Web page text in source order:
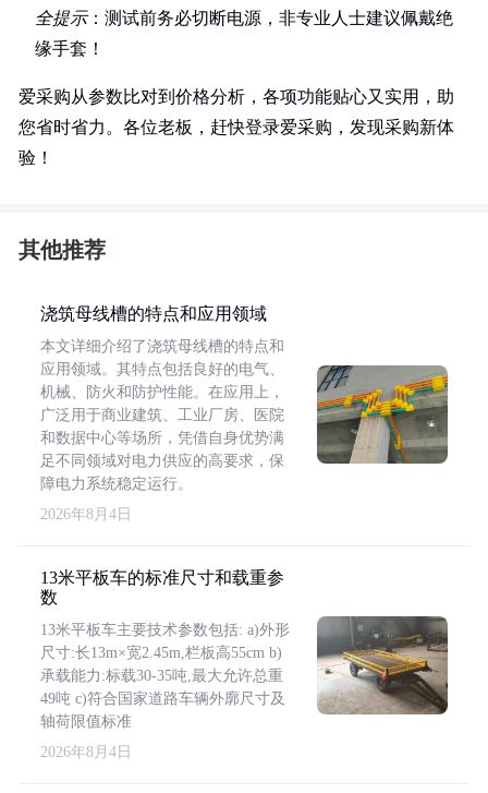
全提示：测试前务必切断电源，非专业人士建议佩戴绝
缘手套！
爱采购从参数比对到价格分析，各项功能贴心又实用，助
您省时省力。各位老板，赶快登录爱采购，发现采购新体
验！
其他推荐
浇筑母线槽的特点和应用领域
本文详细介绍了浇筑母线槽的特点和
应用领域。其特点包括良好的电气、
机械、防火和防护性能。在应用上，
广泛用于商业建筑、工业厂房、医院
和数据中心等场所，凭借自身优势满
足不同领域对电力供应的高要求，保
障电力系统稳定运行。
2026年8月4日
13米平板车的标准尺寸和载重参
数
13米平板车主要技术参数包括: a)外形
尺寸:长13m×宽2.45m,栏板高55cm b)
承载能力:标载30-35吨,最大允许总重
49吨 c)符合国家道路车辆外廓尺寸及
轴荷限值标准
2026年8月4日